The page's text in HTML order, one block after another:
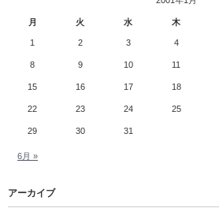
月 火 水 木
1 2 3 4
8 9 10 11
15 16 17 18
22 23 24 25
29 30 31
6月 »
アーカイブ